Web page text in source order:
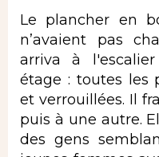
Le plancher en
n’avaient pas
arriva à
étage : toutes les
et verrouillées. Il
puis à une autre.
des gens